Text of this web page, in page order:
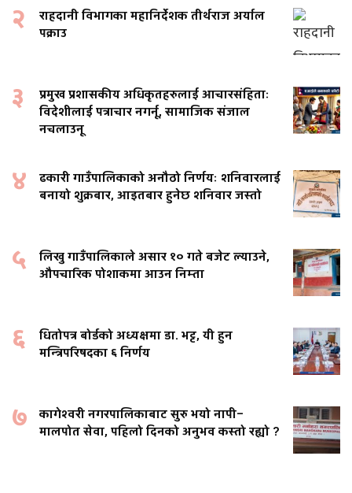
२
राहदानी विभागका महानिर्देशक तीर्थराज अर्याल
पक्राउ
३
प्रमुख प्रशासकीय अधिकृतहरुलाई आचारसंहिताः
विदेशीलाई पत्राचार नगर्नू, सामाजिक संजाल
नचलाउनू
४
ढकारी गाउँपालिकाको अनौठो निर्णयः शनिवारलाई
बनायो शुक्रबार, आइतबार हुनेछ शनिवार जस्तो
५
लिखु गाउँपालिकाले असार १० गते बजेट ल्याउने,
औपचारिक पोशाकमा आउन निम्ता
६
धितोपत्र बोर्डको अध्यक्षमा डा. भट्ट, यी हुन
मन्त्रिपरिषदका ६ निर्णय
७
कागेश्वरी नगरपालिकाबाट सुरु भयो नापी–
मालपोत सेवा, पहिलो दिनको अनुभव कस्तो रह्यो ?